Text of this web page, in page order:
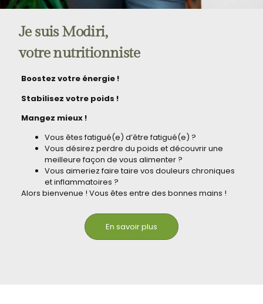
Je suis Modiri,
votre nutritionniste
Boostez votre énergie !
Stabilisez votre poids !
Mangez mieux !
Vous êtes fatigué(e) d’être fatigué(e) ?
Vous désirez perdre du poids et découvrir une
meilleure façon de vous alimenter ?
Vous aimeriez faire taire vos douleurs chroniques
et inflammatoires ?
Alors bienvenue ! Vous êtes entre des bonnes mains !
En savoir plus